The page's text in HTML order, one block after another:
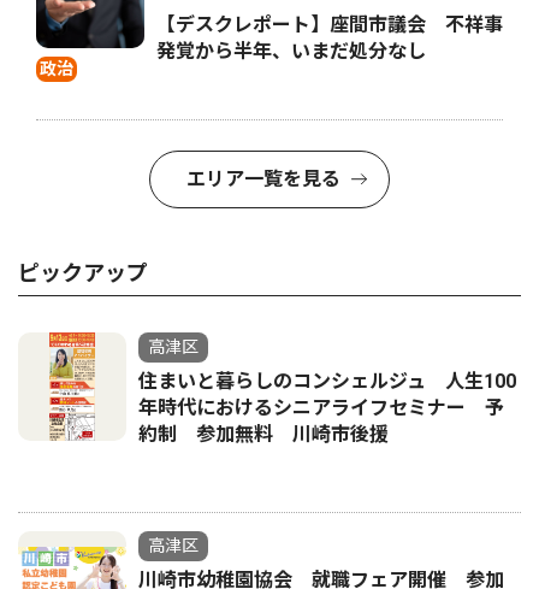
政治
【デスクレポート】座間市議会 不祥事
発覚から半年、いまだ処分なし
エリア一覧を見る
ピックアップ
高津区
住まいと暮らしのコンシェルジュ 人生100
年時代におけるシニアライフセミナー 予
約制 参加無料 川崎市後援
高津区
川崎市幼稚園協会 就職フェア開催 参加